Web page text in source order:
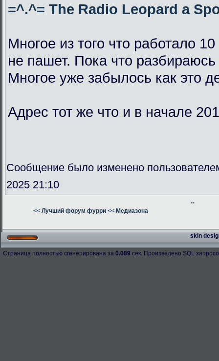
=^.^= The Radio Leopard a
Многое из того что работало
не пашет. Пока что
Многое уже забылось как это
Адрес тот же что и в начале
Сообщение было изменено
2025 21:10
--
<< Лучший форум фурри << Медиазона
skin
Страница полностью сгенерирована за 0.089 сек. Произведено SQL